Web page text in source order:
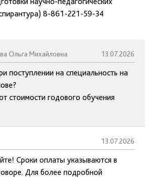
8-861-221-59-34
Ольга Михайловна 13.07.2026
поступлении на специальность на
стоимости годового обучения
13.07.2026
Сроки оплаты указываются в
Для более подробной